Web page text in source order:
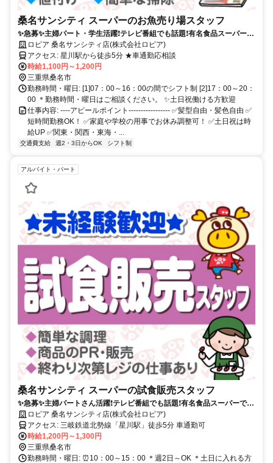
桑名サンシティ スーパーのお魚売り場スタッフ
✨急募✨主婦パート・学生活躍❗︎テレビ番組でも話題❗︎有名食品スーパーで
新規募集❗︎土日は時給UP❗︎
ロピア 桑名サンシティ店(株式会社ロピア)
アクセス: 星川駅から徒歩5分 ★車通勤応相談
時給1,100円～1,200円
三重県桑名市
勤務時間・曜日: [1]07：00～16：00の間でシフト制 [2]17：00～20：
00 ＊勤務時間・曜日はご相談ください。 ✨土日祝働ける方歓迎
仕事内容: ----アピールポイント----------------- ✅髪型自由・髪色自由 ✅️
短時間勤務OK！ ✅️家庭や学校の用事でお休み調整可！ ✅️土日祝は時
給UP ✅️関東・関西・東海・...
交通費支給 週2・3日からOK シフト制
アルバイト・パート
桑名サンシティ スーパーの試食販売スタッフ
✨急募✨主婦パートさん活躍❗︎テレビ番組でも話題❗︎有名食品スーパーで新
規募集❗︎土日祝は時給UP❗︎
ロピア 桑名サンシティ店(株式会社ロピア)
アクセス: 三岐鉄道北勢線「星川駅」徒歩5分 車通勤可
時給1,200円～1,300円
三重県桑名市
勤務時間・曜日: ⏰10：00～15：00 ＊週2日～OK ＊土日に入れる方